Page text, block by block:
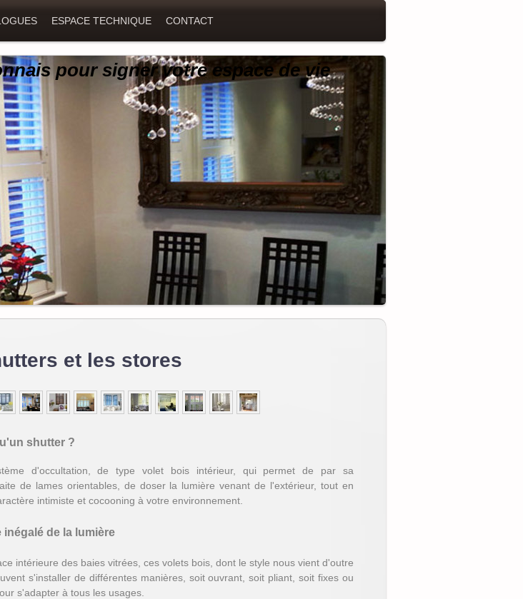
ESPACE TECHNIQUE CONTACT
pour signer votre espace de vie
et les stores
shutter ?
d'occultation, de type volet bois intérieur, qui permet de par sa
de lames orientables, de doser la lumière venant de l'extérieur, tout en
intimiste et cocooning à votre environnement.
inégalé de la lumière
intérieure des baies vitrées, ces volets bois, dont le style nous vient d'outre
s'installer de différentes manières, soit ouvrant, soit pliant, soit fixes ou
s'adapter à tous les usages.